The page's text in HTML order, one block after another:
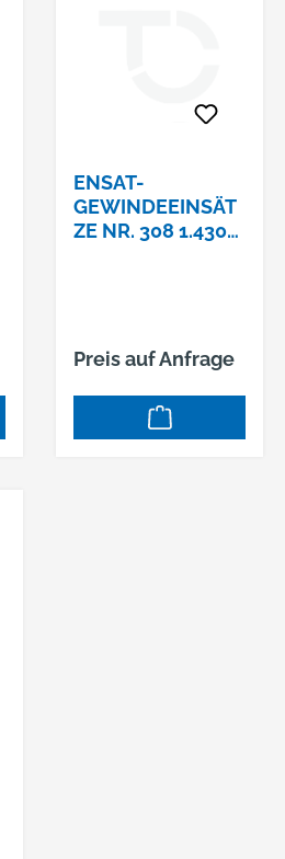
ENSAT-
GEWINDEEINSÄT
ZE NR. 308 1.4305
Preis auf Anfrage